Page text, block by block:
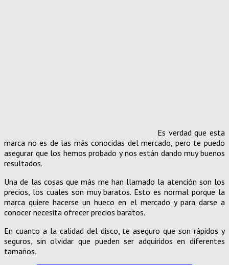
Es verdad que esta
marca no es de las más conocidas del mercado, pero te puedo
asegurar que los hemos probado y nos están dando muy buenos
resultados.
Una de las cosas que más me han llamado la atención son los
precios, los cuales son muy baratos. Esto es normal porque la
marca quiere hacerse un hueco en el mercado y para darse a
conocer necesita ofrecer precios baratos.
En cuanto a la calidad del disco, te aseguro que son rápidos y
seguros, sin olvidar que pueden ser adquiridos en diferentes
tamaños.